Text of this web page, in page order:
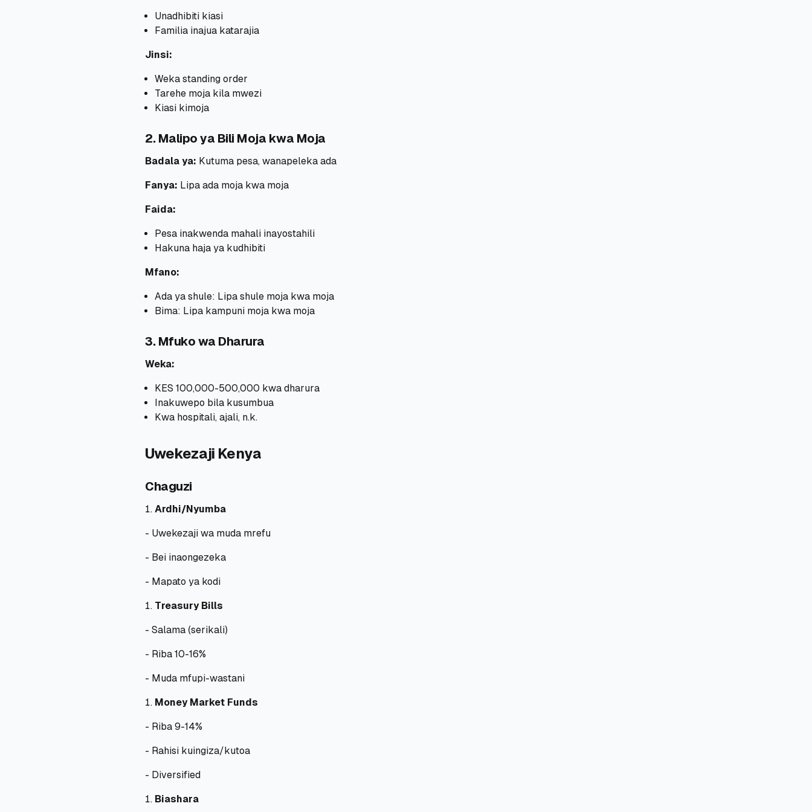
Unadhibiti kiasi
Familia inajua katarajia
Jinsi:
Weka standing order
Tarehe moja kila mwezi
Kiasi kimoja
2. Malipo ya Bili Moja kwa Moja
Badala ya: Kutuma pesa, wanapeleka ada
Fanya: Lipa ada moja kwa moja
Faida:
Pesa inakwenda mahali inayostahili
Hakuna haja ya kudhibiti
Mfano:
Ada ya shule: Lipa shule moja kwa moja
Bima: Lipa kampuni moja kwa moja
3. Mfuko wa Dharura
Weka:
KES 100,000-500,000 kwa dharura
Inakuwepo bila kusumbua
Kwa hospitali, ajali, n.k.
Uwekezaji Kenya
Chaguzi
Ardhi/Nyumba
- Uwekezaji wa muda mrefu
- Bei inaongezeka
- Mapato ya kodi
Treasury Bills
- Salama (serikali)
- Riba 10-16%
- Muda mfupi-wastani
Money Market Funds
- Riba 9-14%
- Rahisi kuingiza/kutoa
- Diversified
Biashara